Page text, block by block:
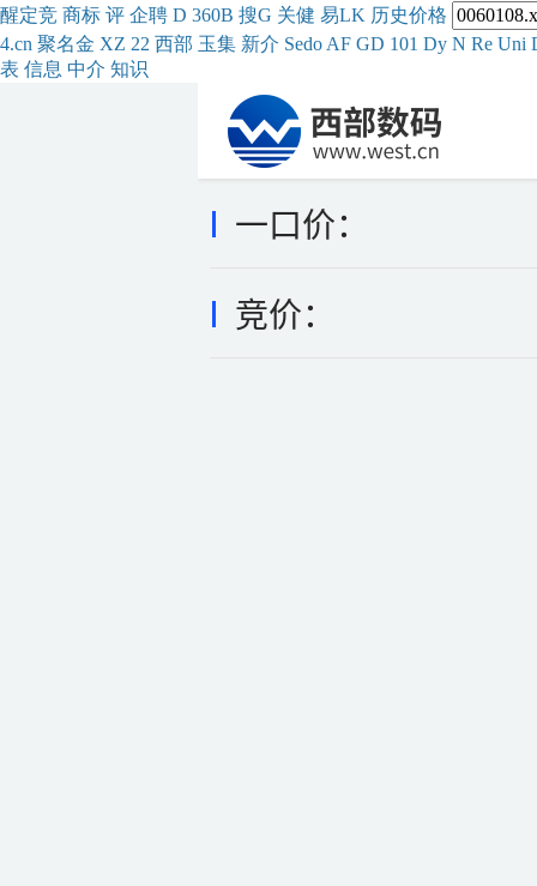
醒定竞 商标 评 企聘 D 360B 搜G 关健 易LK 历史价格
4.cn 聚名金 XZ 22 西部 玉集 新介 Sedo AF GD 101 Dy N Re Uni
表 信息 中介 知识